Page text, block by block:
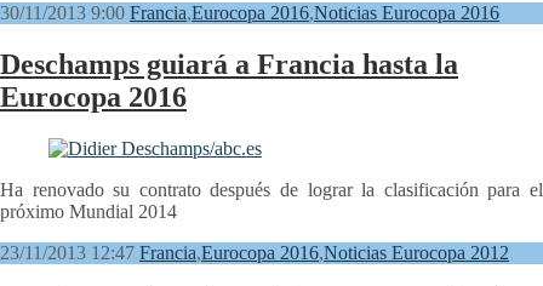
30/11/2013 9:00 Francia,Eurocopa 2016,Noticias Eurocopa 2016
Deschamps guiará a Francia hasta la
Eurocopa 2016
Ha renovado su contrato después de lograr la clasificación para el
próximo Mundial 2014
23/11/2013 12:47 Francia,Eurocopa 2016,Noticias Eurocopa 2012